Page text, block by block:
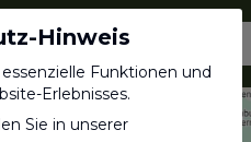
Hinweis
Funktionen und
Erlebnisses.
Sie in unserer